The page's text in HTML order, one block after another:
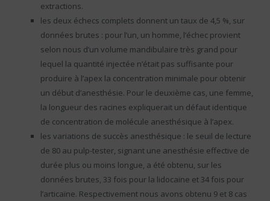
extractions.
les deux échecs complets donnent un taux de 4,5 %, sur
données brutes : pour l’un, un homme, l’échec provient
selon nous d’un volume mandibulaire très grand pour
lequel la quantité injectée n’était pas suffisante pour
produire à l’apex la concentration minimale pour obtenir
un début d’anesthésie. Pour le deuxième cas, une femme,
la longueur des racines expliquerait un défaut identique
de concentration de molécule anesthésique à l’apex.
les variations de succès anesthésique : le seuil de lecture
de 80 au pulp-tester, signant une anesthésie effective de
durée plus ou moins longue, a été obtenu, sur les
données brutes, 33 fois pour la lidocaïne et 34 fois pour
l’articaïne. Respectivement nous avons obtenu 9 et 8 cas